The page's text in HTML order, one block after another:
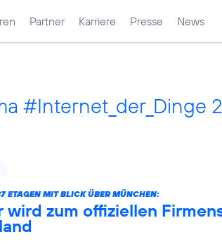
Partner Karriere Presse News
#Internet_der_Dinge
ETAGEN MIT BLICK ÜBER MÜNCHEN:
wird zum offiziellen